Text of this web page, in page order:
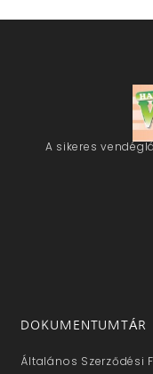
A sikeres
DOKUMENTUMTÁR
Általános Szerződési